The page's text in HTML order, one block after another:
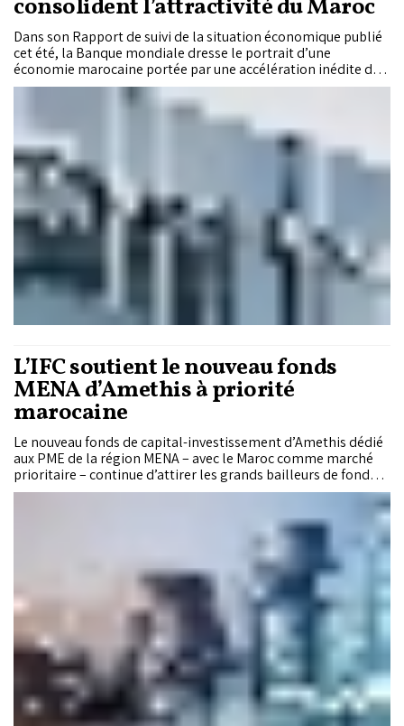
consolident l’attractivité du Maroc
Dans son Rapport de suivi de la situation économique publié
cet été, la Banque mondiale dresse le portrait d’une
économie marocaine portée par une accélération inédite des
investissements étrangers, un cycle d’infrastructures lié à
l’organisation du Mondial 2030 et une crédibilité financière
renforcée sur les marchés internationaux. Trois dynamiques
qui se nourrissent l’une l’autre et repositionnent le Royaume
comme relais de production pour les entreprises
européennes.
L’IFC soutient le nouveau fonds
MENA d’Amethis à priorité
marocaine
Le nouveau fonds de capital-investissement d’Amethis dédié
aux PME de la région MENA – avec le Maroc comme marché
prioritaire – continue d’attirer les grands bailleurs de fonds
internationaux. La Société financière internationale prévoit
directe et enveloppe de co-investissement. Le fonds, dont la
taille cible est fixée à 200 millions d’euros, a déjà sécurisé un
engagement de 40 millions d’euros de la Banque européenne
pour la reconstruction et le développement, approuvé le 22